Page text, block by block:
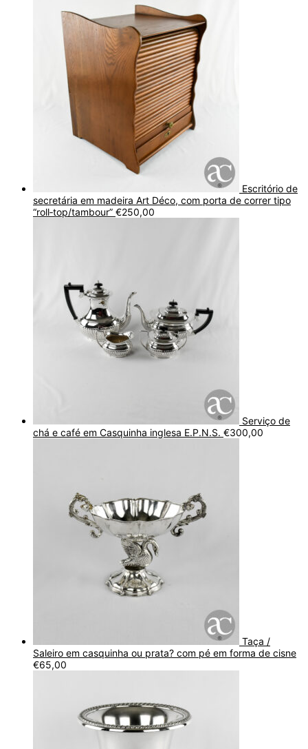
Escritório de
secretária em madeira Art Déco, com porta de correr tipo
“roll‑top/tambour” €250,00
Serviço de
chá e café em Casquinha inglesa E.P.N.S. €300,00
Taça /
Saleiro em casquinha ou prata? com pé em forma de cisne
€65,00